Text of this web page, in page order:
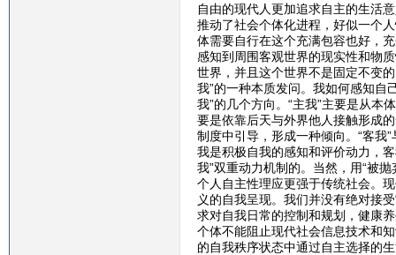
自由的现代人更加追求自主的生活
推动了社会个体化进程，好似一个
体需要自行在这个充满包容也好，
感知到周围客观世界的现实性和物
世界，并且这个世界不是固定不变
我”的一种本质发问。我如何感知自
我”的几个方向。“主我”主要是从本
要是依靠后天与外界他人接触形成
制度中引导，形成一种倾向。“客我
我是积极自我的感知和评价动力，
我”双重动力机制的。当然，用“被
个人自主性理应更强于传统社会。
义的自我呈现。我们并没有绝对接
求对自我日常的控制和规划，健康
个体不能阻止现代社会信息技术和
的自我秩序状态中通过自主选择的